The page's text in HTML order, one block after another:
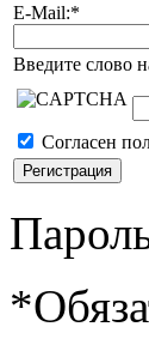
E-Mail:*
Введите слово
Согласен
*